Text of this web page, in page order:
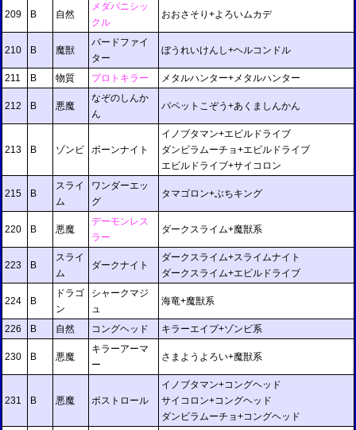
209 B 自然
メダパニシッ
クル
おおさそり+よろいムカデ
210 B 魔獣
バードファイ
ター
ぼうれいけんし+ヘルコンドル
211 B 物質 プロトキラー メタルハンター+メタルハンター
212 B 悪魔
なぞのしんか
ん
パペットこぞう+あくましんかん
213 B ゾンビ ボーンナイト
イノブタマン+エビルドライブ
ダンビラムーチョ+エビルドライブ
エビルドライブ+サイコロン
215 B
スライ
ム
ワンダーエッ
グ
タマゴロン+ぶちキング
220 B 悪魔
デーモンレス
ラー
ダークスライム+魔獣系
223 B
スライ
ム
ダークナイト
ダークスライム+スライムナイト
ダークスライム+エビルドライブ
224 B
ドラゴ
ン
シャークマジ
ュ
海竜+魔獣系
226 B 自然 コングヘッド キラーエイプ+ゾンビ系
230 B 悪魔
キラーアーマ
ー
さまようよろい+魔獣系
231 B 悪魔 ボストロール
イノブタマン+コングヘッド
サイコロン+コングヘッド
ダンビラムーチョ+コングヘッド